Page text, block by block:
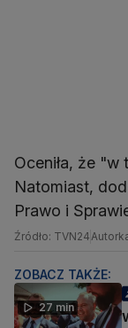
Oceniła, że "w
Natomiast,
Prawo i
Źródło: TVN24
ZOBACZ TAKŻE:
27 min